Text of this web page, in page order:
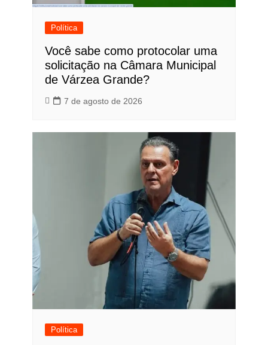
Política
Você sabe como protocolar uma
solicitação na Câmara Municipal
de Várzea Grande?
7 de agosto de 2026
Política